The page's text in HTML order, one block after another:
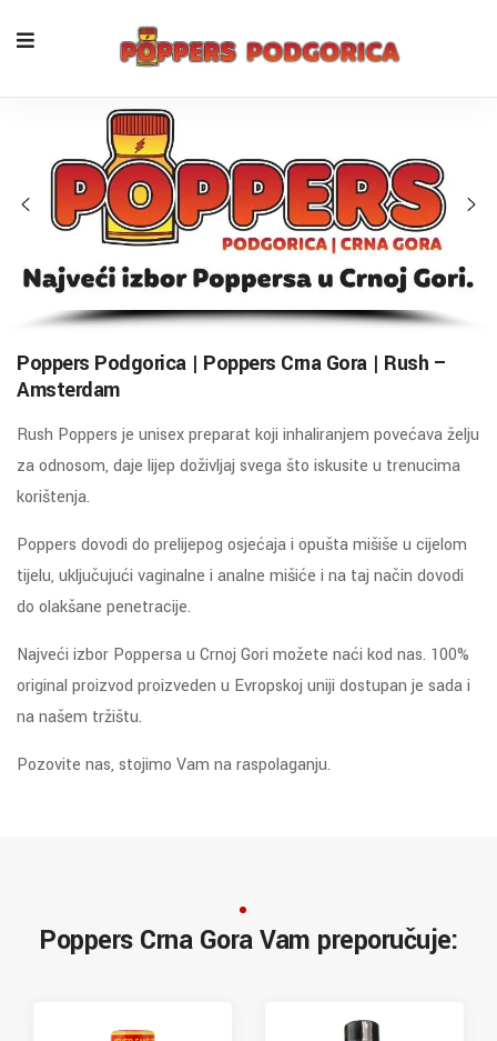
Poppers Podgorica | Poppers Crna Gora | Rush –
Amsterdam
Rush Poppers je unisex preparat koji inhaliranjem povećava želju
za odnosom, daje lijep doživljaj svega što iskusite u trenucima
korištenja.
Poppers dovodi do prelijepog osjećaja i opušta mišiše u cijelom
tijelu, uključujući vaginalne i analne mišiće i na taj način dovodi
do olakšane penetracije.
Najveći izbor Poppersa u Crnoj Gori možete naći kod nas. 100%
original proizvod proizveden u Evropskoj uniji dostupan je sada i
na našem tržištu.
Pozovite nas, stojimo Vam na raspolaganju.
Poppers Crna Gora Vam preporučuje: